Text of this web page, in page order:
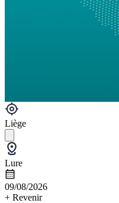
Liège
Lure
09/08/2026
+ Revenir